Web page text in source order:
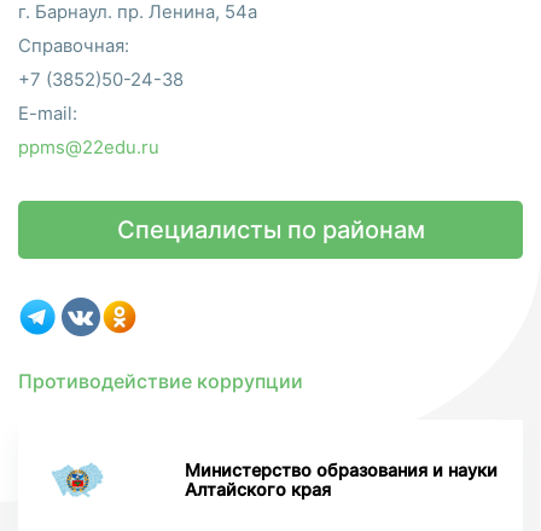
г. Барнаул. пр. Ленина, 54а
Справочная:
+7 (3852)50-24-38
E-mail:
ppms@22edu.ru
Специалисты по районам
Противодействие коррупции
Министерство образования и науки
Алтайского края